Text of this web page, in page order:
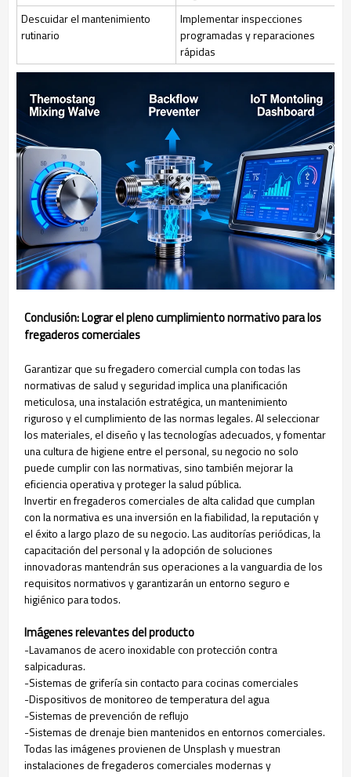
Descuidar el mantenimiento
rutinario
Implementar inspecciones
programadas y reparaciones
rápidas
Conclusión: Lograr el pleno cumplimiento normativo para los
fregaderos comerciales
Garantizar que su fregadero comercial cumpla con todas las
normativas de salud y seguridad implica una planificación
meticulosa, una instalación estratégica, un mantenimiento
riguroso y el cumplimiento de las normas legales. Al seleccionar
los materiales, el diseño y las tecnologías adecuados, y fomentar
una cultura de higiene entre el personal, su negocio no solo
puede cumplir con las normativas, sino también mejorar la
eficiencia operativa y proteger la salud pública.
Invertir en fregaderos comerciales de alta calidad que cumplan
con la normativa es una inversión en la fiabilidad, la reputación y
el éxito a largo plazo de su negocio. Las auditorías periódicas, la
capacitación del personal y la adopción de soluciones
innovadoras mantendrán sus operaciones a la vanguardia de los
requisitos normativos y garantizarán un entorno seguro e
higiénico para todos.
Imágenes relevantes del producto
-Lavamanos de acero inoxidable con protección contra
salpicaduras.
-Sistemas de grifería sin contacto para cocinas comerciales
-Dispositivos de monitoreo de temperatura del agua
-Sistemas de prevención de reflujo
-Sistemas de drenaje bien mantenidos en entornos comerciales.
Todas las imágenes provienen de Unsplash y muestran
instalaciones de fregaderos comerciales modernas y